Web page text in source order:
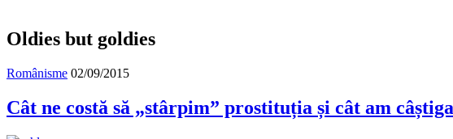
Oldies but goldies
Românisme 02/09/2015
Cât ne costă să „stârpim” prostituția și cât am